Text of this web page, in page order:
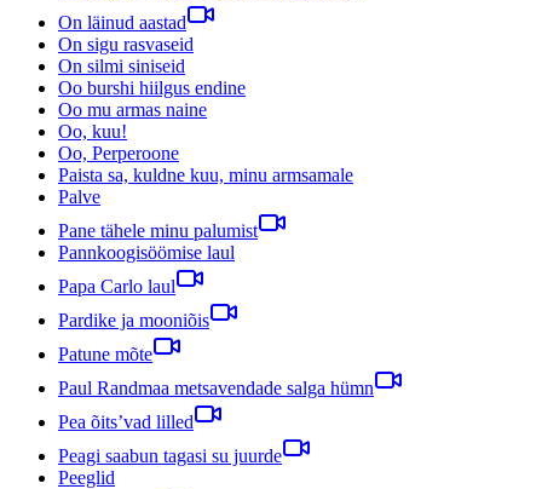
On läinud aastad
On sigu rasvaseid
On silmi siniseid
Oo burshi hiilgus endine
Oo mu armas naine
Oo, kuu!
Oo, Perperoone
Paista sa, kuldne kuu, minu armsamale
Palve
Pane tähele minu palumist
Pannkoogisöömise laul
Papa Carlo laul
Pardike ja mooniõis
Patune mõte
Paul Randmaa metsavendade salga hümn
Pea õits’vad lilled
Peagi saabun tagasi su juurde
Peeglid